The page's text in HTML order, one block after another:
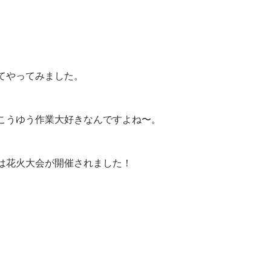
ってみました。
うゆう作業大好きなんですよね〜。
花火大会が開催されました！